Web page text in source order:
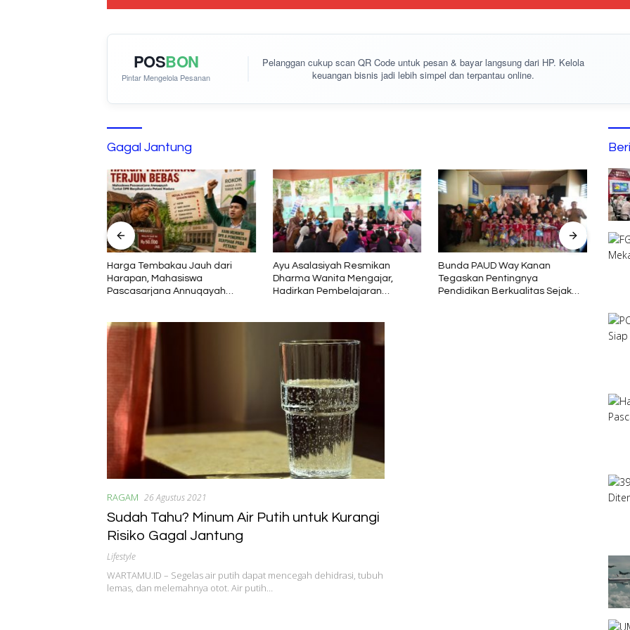
POSBON
Pintar Mengelola Pesanan
Pelanggan cukupscan QR Code untuk pesan & bayar langsung dari HP. Kelola
keuangan bisnis jadi lebih simpel dan terpantau online.
Gagal Jantung
Harga Tembakau Jauh dari
Harapan, Mahasiswa
Pascasarjana Annuqayah
Ayu Asalasiyah Resmikan
Dharma Wanita Mengajar,
Hadirkan Pembelajaran
Bunda PAUD Way Kanan
Tegaskan Pentingnya
Pendidikan Berkualitas Sejak
RAGAM 26 Agustus 2021
Sudah Tahu? Minum Air Putih untuk Kurangi
Risiko Gagal Jantung
Lifestyle
WARTAMU.ID – Segelas air putih dapat mencegah dehidrasi, tubuh
lemas, dan melemahnya otot. Air putih…